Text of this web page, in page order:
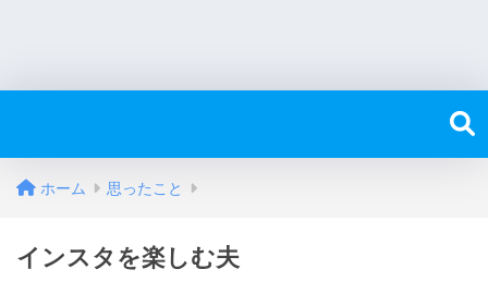
ホーム 思ったこと
インスタを楽しむ夫